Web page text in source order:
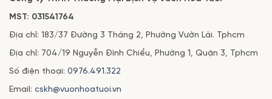
MST: 031541764
Địa chỉ: 183/37 Đường 3 Tháng 2, Phường Vườn Lài. Tphcm
Địa chỉ: 704/19 Nguyễn Đình Chiểu, Phường 1, Quận 3, Tphcm
Số điện thoại: 0976.491.322
Email: cskh@vuonhoatuoi.vn